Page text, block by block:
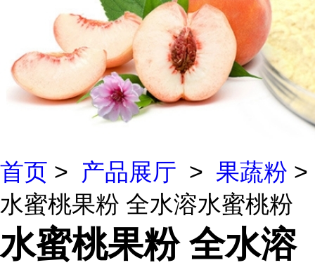
首页 > 产品展厅 > 果蔬粉 >
水蜜桃果粉 全水溶水蜜桃粉
水蜜桃果粉 全水溶